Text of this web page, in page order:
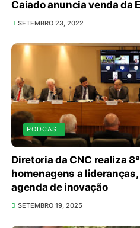
Caiado anuncia venda da
SETEMBRO 23, 2022
PODCAST
Diretoria da CNC realiza
homenagens a
agenda de inovação
SETEMBRO 19, 2025